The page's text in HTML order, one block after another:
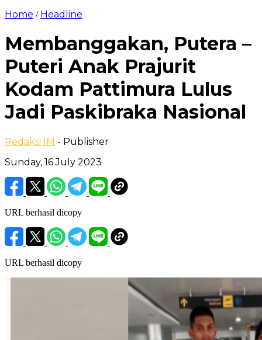
Home / Headline
Membanggakan, Putera –
Puteri Anak Prajurit
Kodam Pattimura Lulus
Jadi Paskibraka Nasional
Redaksi IM - Publisher
Sunday, 16 July 2023
URL berhasil dicopy
URL berhasil dicopy